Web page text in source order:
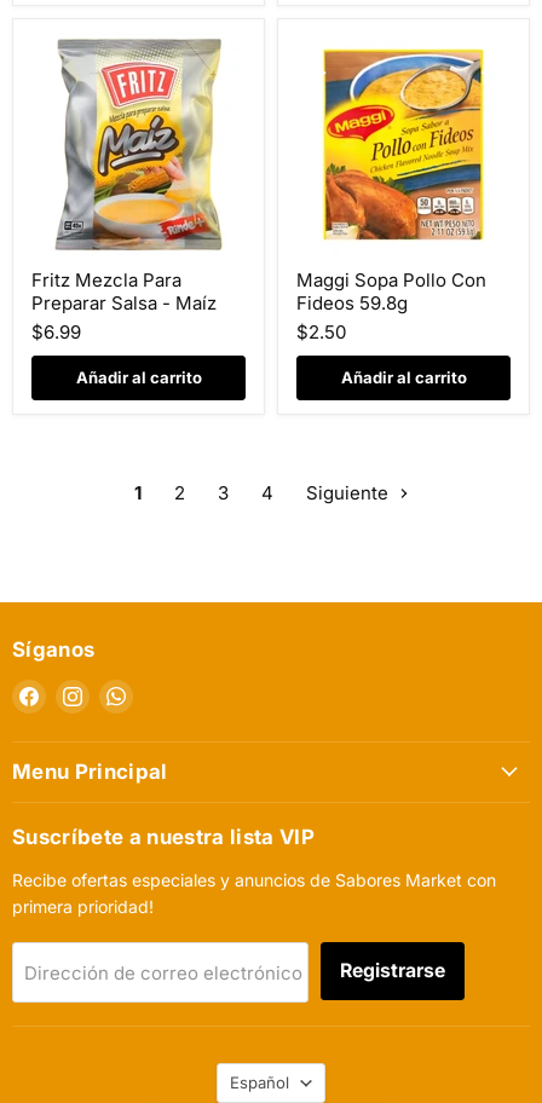
Mezcla
Para
Preparar
Salsa
-
Fritz Mezcla Para
Preparar Salsa - Maíz
$6.99
Añadir al carrito
Sopa
Pollo
Con
Fideos
59.8g
Maggi Sopa Pollo Con
Fideos 59.8g
$2.50
Añadir al carrito
1 2 3 4 Siguiente
Síganos
Encuéntrenos
en
Facebook
Encuéntrenos
en
Instagram
Encuéntrenos
WhatsApp
Menu Principal
Suscríbete a nuestra lista VIP
Recibe ofertas especiales y anuncios de Sabores Market con
primera prioridad!
Dirección de correo electrónico Registrarse
Idioma
Español